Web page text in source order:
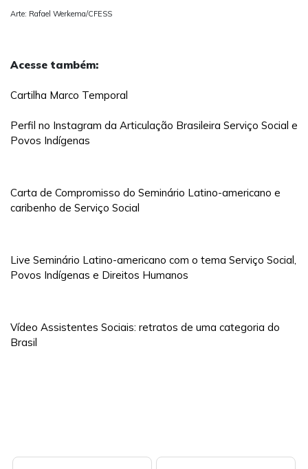
Arte: Rafael Werkema/CFESS
Acesse também:
Cartilha Marco Temporal
Perfil no Instagram da Articulação Brasileira Serviço Social e
Povos Indígenas
Carta de Compromisso do Seminário Latino-americano e
caribenho de Serviço Social
Live Seminário Latino-americano com o tema Serviço Social,
Povos Indígenas e Direitos Humanos
Vídeo Assistentes Sociais: retratos de uma categoria do
Brasil